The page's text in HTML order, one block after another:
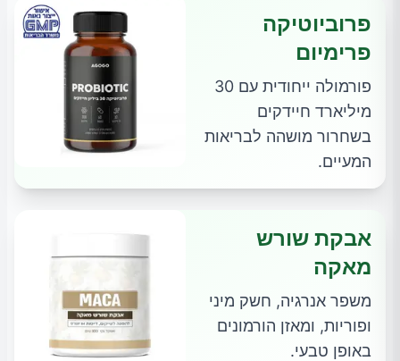
פרוביוטיקה
פרימיום
פורמולה ייחודית עם 30
מיליארד חיידקים
בשחרור מושהה לבריאות
המעיים.
אבקת שורש
מאקה
משפר אנרגיה, חשק מיני
ופוריות, ומאזן הורמונים
באופן טבעי.